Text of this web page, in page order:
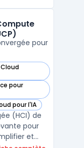
de
pour
(UCP) dans cette
pour
(UCP) dans cette
pour l'IA(UCP) dans cette
(HCI) de
pour
et